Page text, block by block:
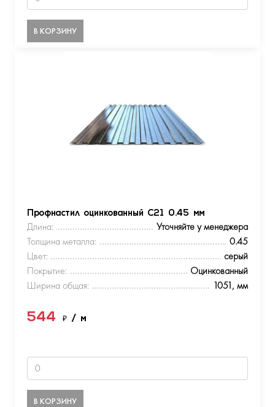
В КОРЗИНУ
Профнастил оцинкованный С21 0.45 мм
Длина:
Уточняйте у менеджера
Толщина металла:
0.45
Цвет:
серый
Покрытие:
Оцинкованный
Ширина общая:
1051, мм
544 ₽ / м
В КОРЗИНУ